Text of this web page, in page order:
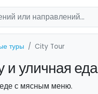
туры City Tour
и уличная еда
с мясным меню.